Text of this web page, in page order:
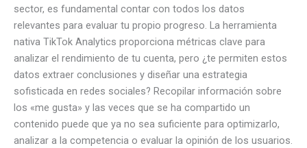
sector, es fundamental contar con todos los datos
relevantes para evaluar tu propio progreso. La herramienta
nativa TikTok Analytics proporciona métricas clave para
analizar el rendimiento de tu cuenta, pero ¿te permiten estos
datos extraer conclusiones y diseñar una estrategia
sofisticada en redes sociales? Recopilar información sobre
los «me gusta» y las veces que se ha compartido un
contenido puede que ya no sea suficiente para optimizarlo,
analizar a la competencia o evaluar la opinión de los usuarios.